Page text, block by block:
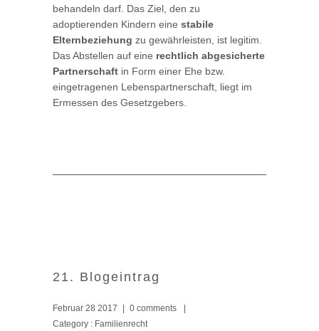
behandeln darf. Das Ziel, den zu
adoptierenden Kindern eine stabile
Elternbeziehung zu gewährleisten, ist legitim.
Das Abstellen auf eine rechtlich abgesicherte
Partnerschaft in Form einer Ehe bzw.
eingetragenen Lebenspartnerschaft, liegt im
Ermessen des Gesetzgebers.
21. Blogeintrag
Februar 28 2017 0 comments
Category : Familienrecht